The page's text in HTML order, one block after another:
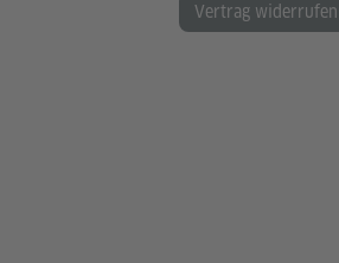
Vertrag widerrufen